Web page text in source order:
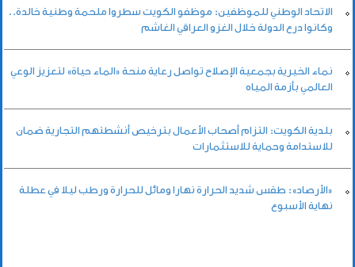
الاتحاد الوطني للموظفين: موظفو الكويت سطروا ملحمة وطنية خالدة..
وكانوا درع الدولة خلال الغزو العراقي الغاشم
نماء الخيرية بجمعية الإصلاح تواصل رعاية منحة «الماء حياة» لتعزيز الوعي
العالمي بأزمة المياه
بلدية الكويت: التزام أصحاب الأعمال بترخيص أنشطتهم التجارية ضمان
للاستدامة وحماية للاستثمارات
«الأرصاد»: طقس شديد الحرارة نهارا ومائل للحرارة ورطب ليلا في عطلة
نهاية الأسبوع